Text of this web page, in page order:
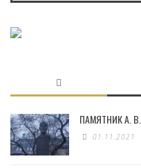
ПАМЯТНИК А.
01.11.2021